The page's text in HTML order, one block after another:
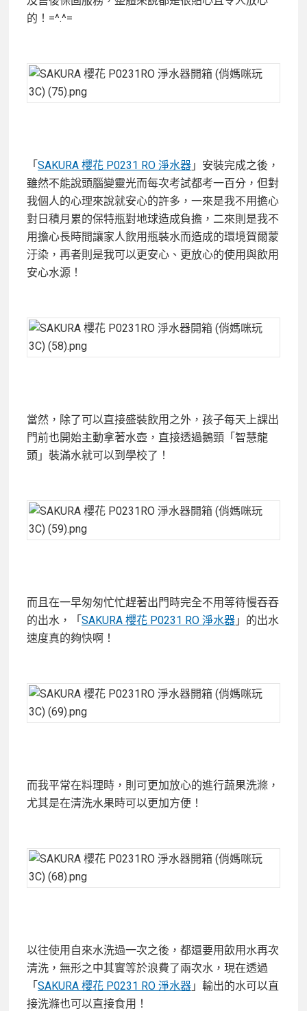
的！=^.^=
「 SAKURA 櫻花 P0231 RO 淨水器 」安裝完成之後，
雖然不能說頭腦變靈光而每次考試都考一百分，但對
我個人的心理來說就安心的許多，一來是我不用擔心
對日積月累的保特瓶對地球造成負擔，二來則是我不
用擔心長時間讓家人飲用瓶裝水而造成的環境賀爾蒙
汙染，再者則是我可以更安心、更放心的使用與飲用
安心水源！
當然，除了可以直接盛裝飲用之外，孩子每天上課出
門前也開始主動拿著水壺，直接透過鵝頸「智慧龍
頭」裝滿水就可以到學校了！
而且在一早匆匆忙忙趕著出門時完全不用等待慢吞吞
的出水，「 SAKURA 櫻花 P0231 RO 淨水器 」的出水
速度真的夠快啊！
而我平常在料理時，則可更加放心的進行蔬果洗滌，
尤其是在清洗水果時可以更加方便！
以往使用自來水洗過一次之後，都還要用飲用水再次
清洗，無形之中其實等於浪費了兩次水，現在透過
「 SAKURA 櫻花 P0231 RO 淨水器 」輸出的水可以直
接洗滌也可以直接食用！